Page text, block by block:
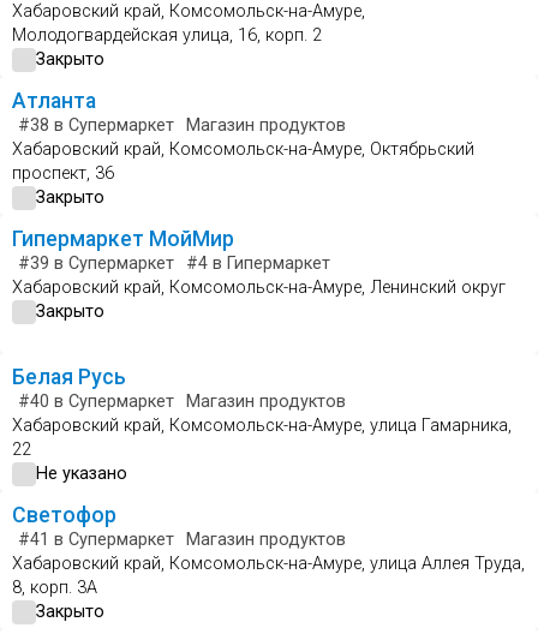
Хабаровский край, Комсомольск-на-Амуре,
Молодогвардейская улица, 16, корп. 2
Закрыто
Атланта
#38 в Супермаркет
Магазин продуктов
Хабаровский край, Комсомольск-на-Амуре, Октябрьский
проспект, 36
Закрыто
Гипермаркет МойМир
#39 в Супермаркет #4 в Гипермаркет
Хабаровский край, Комсомольск-на-Амуре, Ленинский округ
Закрыто
Белая Русь
#40 в Супермаркет
Магазин продуктов
Хабаровский край, Комсомольск-на-Амуре, улица Гамарника,
22
Не указано
Светофор
#41 в Супермаркет
Магазин продуктов
Хабаровский край, Комсомольск-на-Амуре, улица Аллея Труда,
8, корп. 3А
Закрыто